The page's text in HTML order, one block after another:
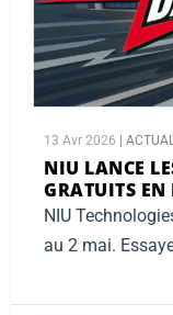
13 Avr 2026 |
NIU LANCE
GRATUITS EN
NIU
au 2 mai.